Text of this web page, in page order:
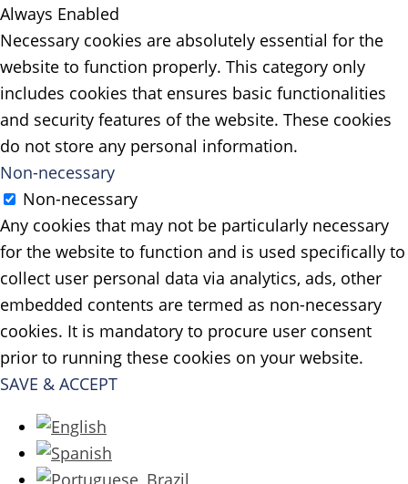
Always Enabled
Necessary cookies are absolutely essential for the
website to function properly. This category only
includes cookies that ensures basic functionalities
and security features of the website. These cookies
do not store any personal information.
Non-necessary
Non-necessary
Any cookies that may not be particularly necessary
for the website to function and is used specifically to
collect user personal data via analytics, ads, other
embedded contents are termed as non-necessary
cookies. It is mandatory to procure user consent
prior to running these cookies on your website.
SAVE & ACCEPT